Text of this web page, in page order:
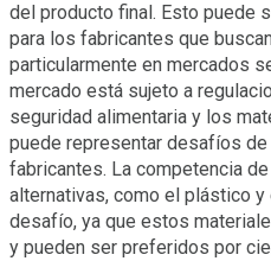
del producto final. Esto puede
para los fabricantes que
particularmente en mercados
mercado está sujeto a
seguridad alimentaria y los
puede representar desafíos
fabricantes. La competencia
alternativas, como el plástico
desafío, ya que estos
y pueden ser preferidos por